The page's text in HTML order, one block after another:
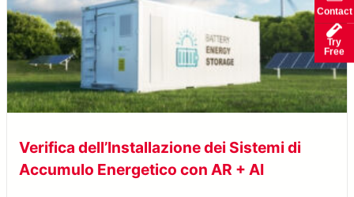
Verifica dell’Installazione dei Sistemi di
Accumulo Energetico con AR + AI
Contact
Try
Free